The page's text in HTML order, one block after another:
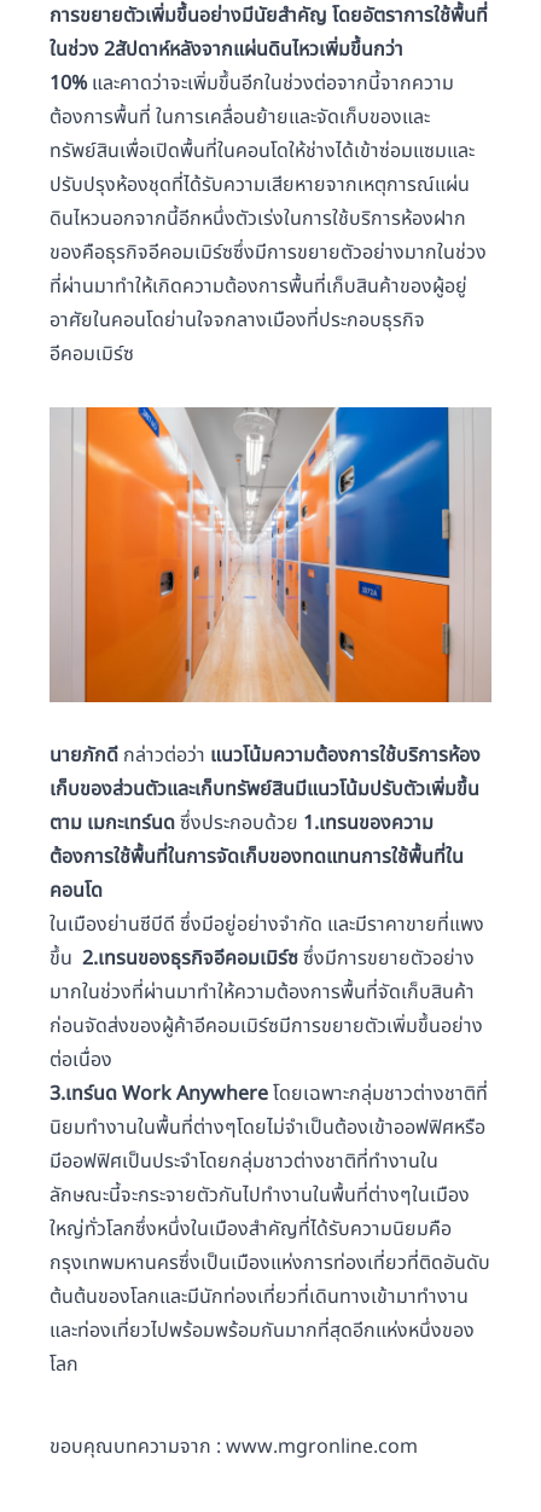
การขยายตัวเพิ่มขึ้นอย่างมีนัยสำคัญ โดยอัตราการใช้พื้นที่
ในช่วง 2สัปดาห์หลังจากแผ่นดินไหวเพิ่มขึ้นกว่า
10%และคาดว่าจะเพิ่มขึ้นอีกในช่วงต่อจากนี้จากความ
ต้องการพื้นที่ ในการเคลื่อนย้ายและจัดเก็บของและ
ทรัพย์สินเพื่อเปิดพื้นที่ในคอนโดให้ช่างได้เข้าซ่อมแซมและ
ปรับปรุงห้องชุดที่ได้รับความเสียหายจากเหตุการณ์แผ่น
ดินไหวนอกจากนี้อีกหนึ่งตัวเร่งในการใช้บริการห้องฝาก
ของคือธุรกิจอีคอมเมิร์ซซึ่งมีการขยายตัวอย่างมากในช่วง
ที่ผ่านมาทำให้เกิดความต้องการพื้นที่เก็บสินค้าของผู้อยู่
อาศัยในคอนโดย่านใจจกลางเมืองที่ประกอบธุรกิจ
อีคอมเมิร์ซ
นายภักดี กล่าวต่อว่า แนวโน้มความต้องการใช้บริการห้อง
เก็บของส่วนตัวและเก็บทรัพย์สินมีแนวโน้มปรับตัวเพิ่มขึ้น
ตาม เมกะเทร์นดซึ่งประกอบด้วย 1.เทรนของความ
ต้องการใช้พื้นที่ในการจัดเก็บของทดแทนการใช้พื้นที่ใน
คอนโด
ในเมืองย่านซีบีดี ซึ่งมีอยู่อย่างจำกัด และมีราคาขายที่แพง
ขึ้น2.เทรนของธุรกิจอีคอมเมิร์ซซึ่งมีการขยายตัวอย่าง
มากในช่วงที่ผ่านมาทำให้ความต้องการพื้นที่จัดเก็บสินค้า
ก่อนจัดส่งของผู้ค้าอีคอมเมิร์ซมีการขยายตัวเพิ่มขึ้นอย่าง
ต่อเนื่อง
3.เทร์นด Work Anywhereโดยเฉพาะกลุ่มชาวต่างชาติที่
นิยมทำงานในพื้นที่ต่างๆโดยไม่จำเป็นต้องเข้าออฟฟิศหรือ
มีออฟฟิศเป็นประจำโดยกลุ่มชาวต่างชาติที่ทำงานใน
ลักษณะนี้จะกระจายตัวกันไปทำงานในพื้นที่ต่างๆในเมือง
ใหญ่ทั่วโลกซึ่งหนึ่งในเมืองสำคัญที่ได้รับความนิยมคือ
กรุงเทพมหานครซึ่งเป็นเมืองแห่งการท่องเที่ยวที่ติดอันดับ
ต้นต้นของโลกและมีนักท่องเที่ยวที่เดินทางเข้ามาทำงาน
และท่องเที่ยวไปพร้อมพร้อมกันมากที่สุดอีกแห่งหนึ่งของ
โลก
ขอบคุณบทความจาก : www.mgronline.com